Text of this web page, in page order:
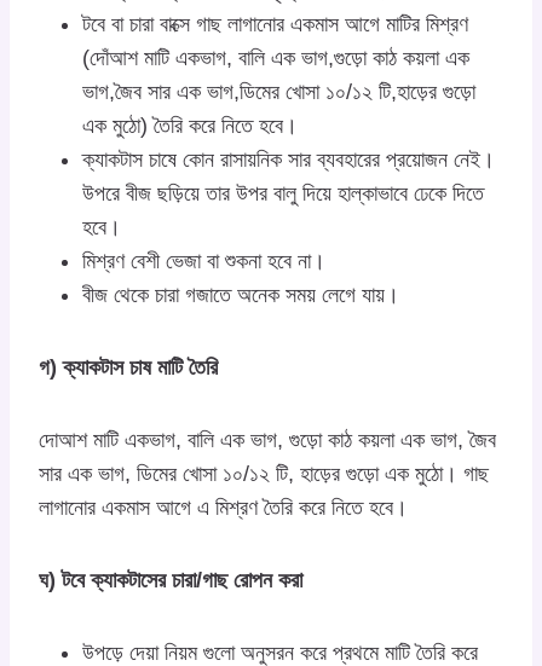
টবে বা চারা বাক্সে গাছ লাগানোর একমাস আগে মাটির মিশ্রণ
(দোঁআশ মাটি একভাগ, বালি এক ভাগ,গুড়ো কাঠ কয়লা এক
ভাগ,জৈব সার এক ভাগ,ডিমের খোসা ১০/১২ টি,হাড়ের গুড়ো
এক মুঠো) তৈরি করে নিতে হবে।
ক্যাকটাস চাষে কোন রাসায়নিক সার ব্যবহারের প্রয়োজন নেই।
উপরে বীজ ছড়িয়ে তার উপর বালু দিয়ে হাল্কাভাবে ঢেকে দিতে
হবে।
মিশ্রণ বেশী ভেজা বা শুকনা হবে না।
বীজ থেকে চারা গজাতে অনেক সময় লেগে যায়।
গ) ক্যাকটাস চাষ মাটি তৈরি
দোআশ মাটি একভাগ, বালি এক ভাগ, গুড়ো কাঠ কয়লা এক ভাগ, জৈব
সার এক ভাগ, ডিমের খোসা ১০/১২ টি, হাড়ের গুড়ো এক মুঠো। গাছ
লাগানোর একমাস আগে এ মিশ্রণ তৈরি করে নিতে হবে।
ঘ) টবে ক্যাকটাসের চারা/গাছ রোপন করা
উপড়ে দেয়া নিয়ম গুলো অনুসরন করে প্রথমে মাটি তৈরি করে